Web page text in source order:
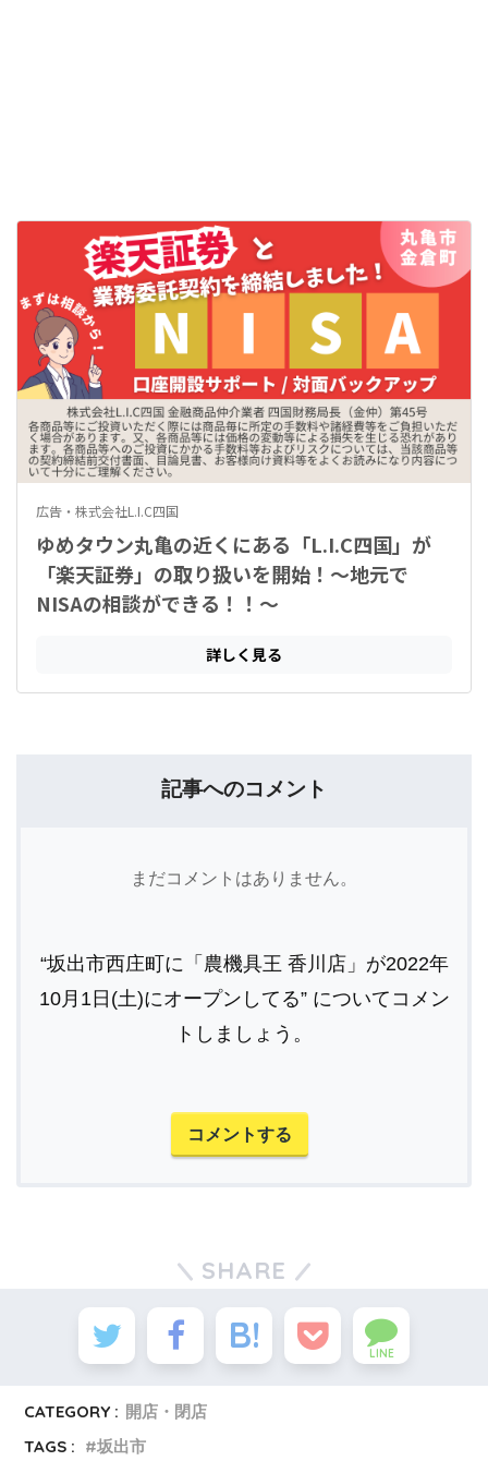
記事へのコメント
まだコメントはありません。
“坂出市西庄町に「農機具王 香川店」が2022年
10月1日(土)にオープンしてる” についてコメン
トしましょう。
コメントする
SHARE
LINE
CATEGORY : 開店・閉店
TAGS :
坂出市